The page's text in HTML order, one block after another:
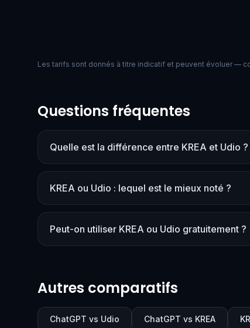
Les tarifs sont donnés à titre indicatif et peuvent évoluer —
Questions fréquentes
Quelle est la différence entre KREA et Udio ?
KREA ou Udio : lequel est le mieux noté ?
Peut-on utiliser KREA ou Udio gratuitement ?
Autres comparatifs
ChatGPT vs Udio ChatGPT vs KREA